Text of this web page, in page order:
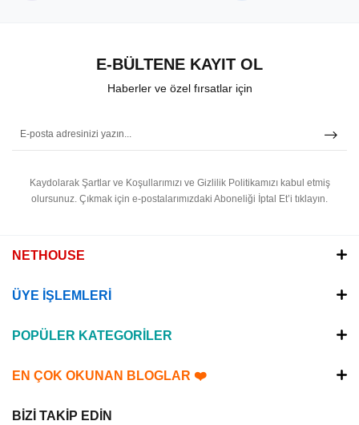
E-BÜLTENE KAYIT OL
Haberler ve özel fırsatlar için
Kaydolarak Şartlar ve Koşullarımızı ve Gizlilik Politikamızı kabul etmiş
olursunuz. Çıkmak için e-postalarımızdaki Aboneliği İptal Et’i tıklayın.
NETHOUSE
ÜYE İŞLEMLERİ
POPÜLER KATEGORİLER
EN ÇOK OKUNAN BLOGLAR ❤️
BİZİ TAKİP EDİN